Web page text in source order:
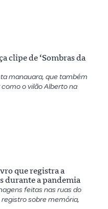
clipe de ‘Sombras da
manauara, que também
o vilão Alberto na
que registra a
durante a pandemia
feitas nas ruas do
sobre memória,